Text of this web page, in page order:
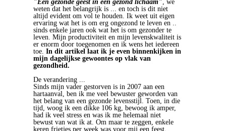
"Een gezonde geest in een gezond lichaam" , we
weten dat het belangrijk is ... en toch is dit niet
altijd evident om vol te houden. Ik weet uit eigen
ervaring wat het is om erg ongezond te leven en ..
sinds enkele jaren ook wat het is om gezonder te
leven. Mijn productiviteit en mijn levenskwaliteit is
er enorm door toegenomen en ik wens het iedereen
toe. In dit artikel laat ik je even binnenkijken in
mijn dagelijkse gewoontes op vlak van
gezondheid.
De verandering ...
Sinds mijn vader gestorven is in 2007 aan een
hartaanval, ben ik me veel bewuster geworden van
het belang van een gezonde levensstijl. Toen, in die
tijd, woog ik een dikke 106 kg, bewoog ik amper,
had ik veel stress en was ik me helemaal niet
bewust van wat ik at. Om maar te zeggen, enkele
keren frietjes per week was voor mij een feest.